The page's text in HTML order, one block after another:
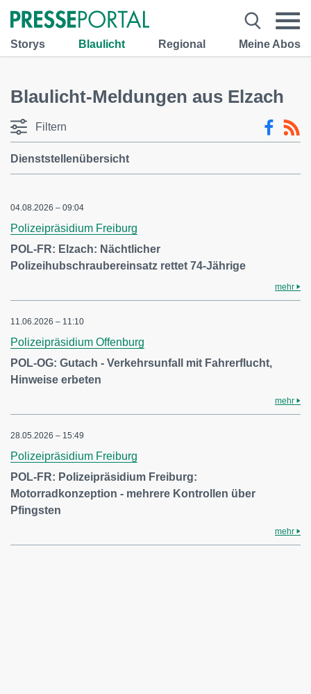
Storys Blaulicht Regional Meine Abos
Blaulicht-Meldungen aus Elzach
Filtern
Dienststellenübersicht
04.08.2026 – 09:04
Polizeipräsidium Freiburg
POL-FR: Elzach: Nächtlicher
Polizeihubschraubereinsatz rettet 74-Jährige
mehr
11.06.2026 – 11:10
Polizeipräsidium Offenburg
POL-OG: Gutach - Verkehrsunfall mit Fahrerflucht,
Hinweise erbeten
mehr
28.05.2026 – 15:49
Polizeipräsidium Freiburg
POL-FR: Polizeipräsidium Freiburg:
Motorradkonzeption - mehrere Kontrollen über
Pfingsten
mehr